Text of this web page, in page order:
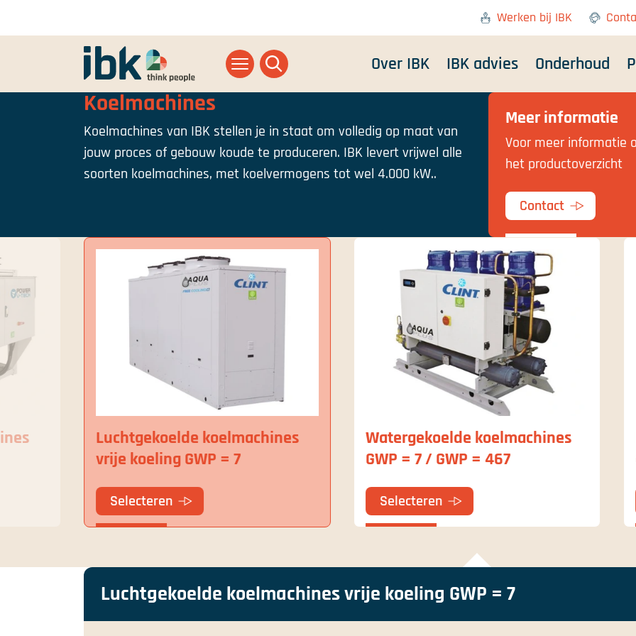
Ga naar homepage Over IBK IBK advies Onderhoud
Werken bij IBK
Koelmachines
Koelmachines van IBK stellen je in staat om volledig op maat van
jouw proces of gebouw koude te produceren. IBK levert vrijwel alle
soorten koelmachines, met koelvermogens tot wel 4.000 kW..
Meer informatie
Voor meer informatie
het productoverzicht
Contact
Luchtgekoelde koelmachines
vrije koeling GWP = 7
Selecteren
Watergekoelde koelmachines
GWP = 7 / GWP = 467
Selecteren
Luchtgekoelde koelmachines vrije koeling GWP = 7